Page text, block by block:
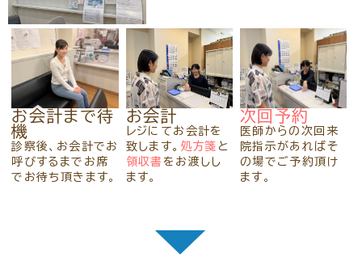
お会計まで待
機
診察後、お会計でお
呼びするまでお席
でお待ち頂きます。
お会計
レジにてお会計を
致します。 処方箋 と
領収書 をお渡しし
ます。
次回予約
医師からの次回来
院指示があればそ
の場でご予約頂け
ます。
▼